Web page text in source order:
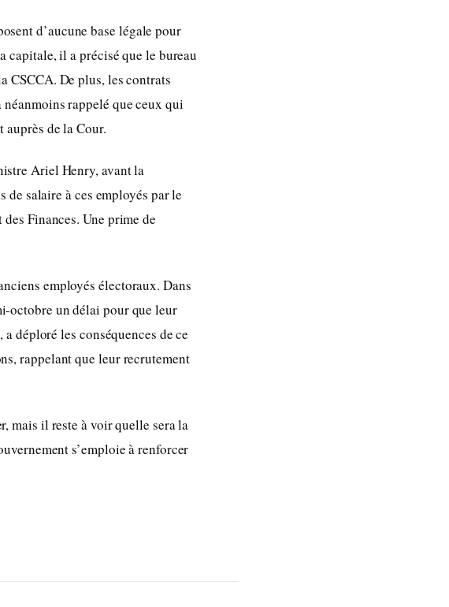
d’aucune base légale pour
capitale, il a précisé que le bureau
CSCCA. De plus, les contrats
rappelé que ceux qui
de la Cour.
Ariel Henry, avant la
salaire à ces employés par le
Finances. Une prime de
employés électoraux. Dans
octobre un délai pour que leur
déploré les conséquences de ce
rappelant que leur recrutement
mais il reste à voir quelle sera la
s’emploie à renforcer